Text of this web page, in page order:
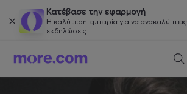
Κατέβασε την εφαρμογή
Η καλύτερη εμπειρία για να ανακαλύπτεις
εκδηλώσεις.